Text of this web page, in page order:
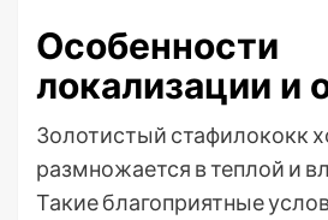
Особенности
локализации и
Золотистый стафилококк
размножается в теплой и
Такие благоприятные